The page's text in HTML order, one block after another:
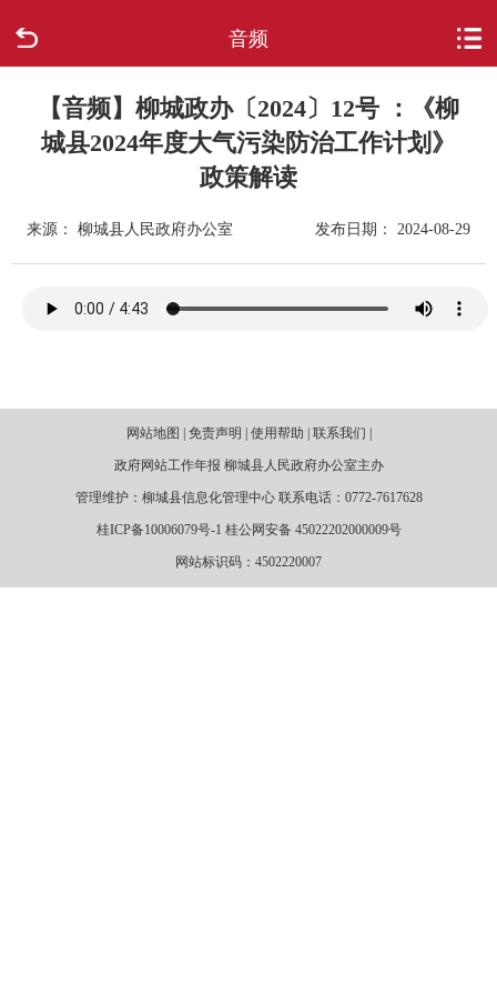
音频
走进柳城
政府信息公开
数据专题
【音频】柳城政办〔2024〕12号 ：《柳
城县2024年度大气污染防治工作计划》
政策解读
来源： 柳城县人民政府办公室 发布日期： 2024-08-29
网站地图 | 免责声明 | 使用帮助 | 联系我们 |
政府网站工作年报 柳城县人民政府办公室主办
管理维护：柳城县信息化管理中心 联系电话：0772-7617628
桂ICP备10006079号-1 桂公网安备 45022202000009号
网站标识码：4502220007